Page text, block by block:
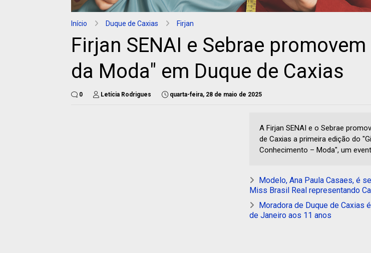
Início Duque de Caxias Firjan
Firjan SENAI e Sebrae promovem
da Moda" em Duque de Caxias
0 Letícia Rodrigues quarta-feira, 28 de maio de 2025
A Firjan SENAI e o Sebrae
de Caxias a primeira edição do
Conhecimento – Moda", um
Modelo, Ana Paula Casaes, é
Miss Brasil Real representando
Moradora de Duque de Caxias
de Janeiro aos 11 anos